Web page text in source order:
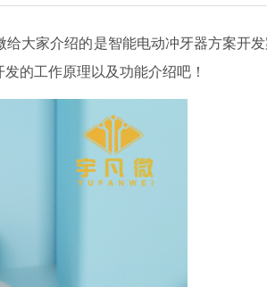
大家介绍的是智能电动冲牙器方案开
的工作原理以及功能介绍吧！